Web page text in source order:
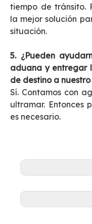
tiempo de tránsito.
la mejor solución
situación.
5. ¿Pueden
aduana y entregar
de destino a
Sí. Contamos con
ultramar. Entonces
es necesario.